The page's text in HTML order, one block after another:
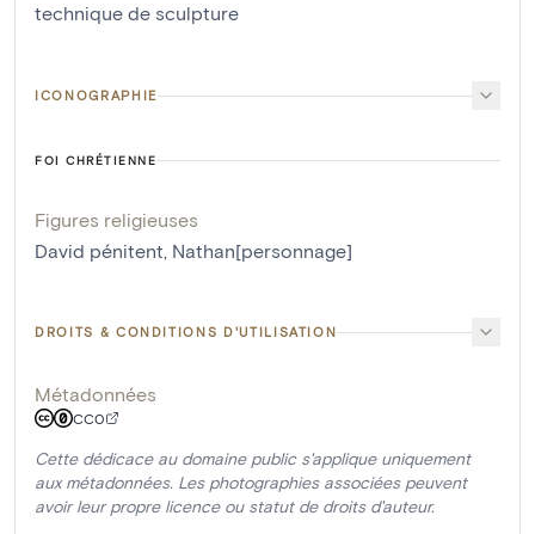
technique de sculpture
ICONOGRAPHIE
FOI CHRÉTIENNE
Figures religieuses
David pénitent, Nathan[personnage]
DROITS & CONDITIONS D'UTILISATION
Métadonnées
CC0
Cette dédicace au domaine public s'applique uniquement
aux métadonnées. Les photographies associées peuvent
avoir leur propre licence ou statut de droits d'auteur.